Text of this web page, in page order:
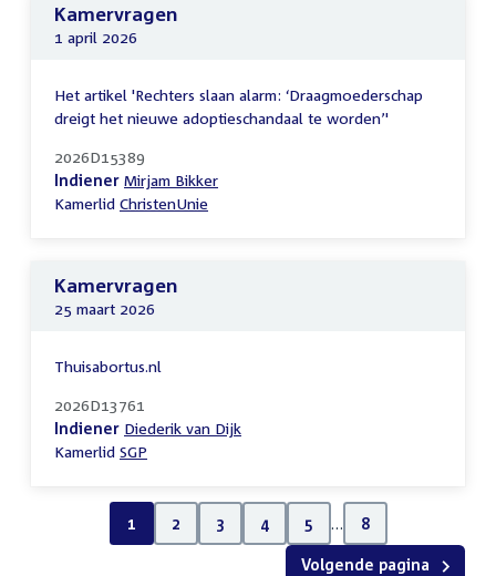
Kamervragen
1 april 2026
Het artikel 'Rechters slaan alarm: ‘Draagmoederschap
dreigt het nieuwe adoptieschandaal te worden’'
2026D15389
Indiener Mirjam Bikker
Kamerlid ChristenUnie
Kamervragen
25 maart 2026
Thuisabortus.nl
2026D13761
Indiener Diederik van Dijk
Kamerlid SGP
1 2 3 4 5 … 8
Volgende pagina